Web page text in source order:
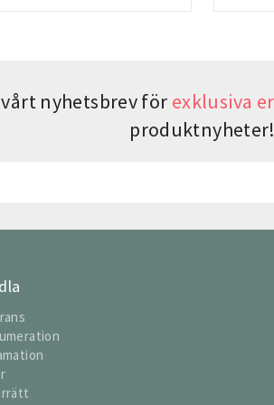
nyhetsbrev för exklusiva
produktnyheter!